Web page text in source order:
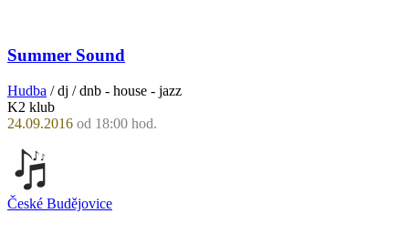
Summer Sound
Hudba / dj / dnb - house - jazz
K2 klub
24.09.2016 od 18:00 hod.
České Budějovice